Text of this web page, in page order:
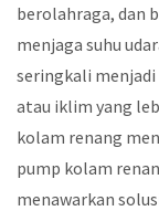
berolahraga, dan
menjaga suhu
seringkali
atau iklim yang
kolam renang
pump kolam
menawarkan